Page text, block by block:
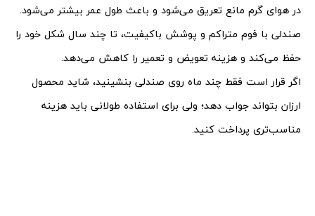
در هوای گرم مانع تعریق می‌شود و باعث طول عمر بیشتر می‌شود.
صندلی با فوم متراکم و پوشش باکیفیت، تا چند سال شکل خود را
حفظ می‌کند و هزینه تعویض و تعمیر را کاهش می‌دهد.
اگر قرار است فقط چند ماه روی صندلی بنشینید، شاید محصول
ارزان بتواند جواب دهد؛ ولی برای استفاده طولانی باید هزینه
مناسب‌تری پرداخت کنید.